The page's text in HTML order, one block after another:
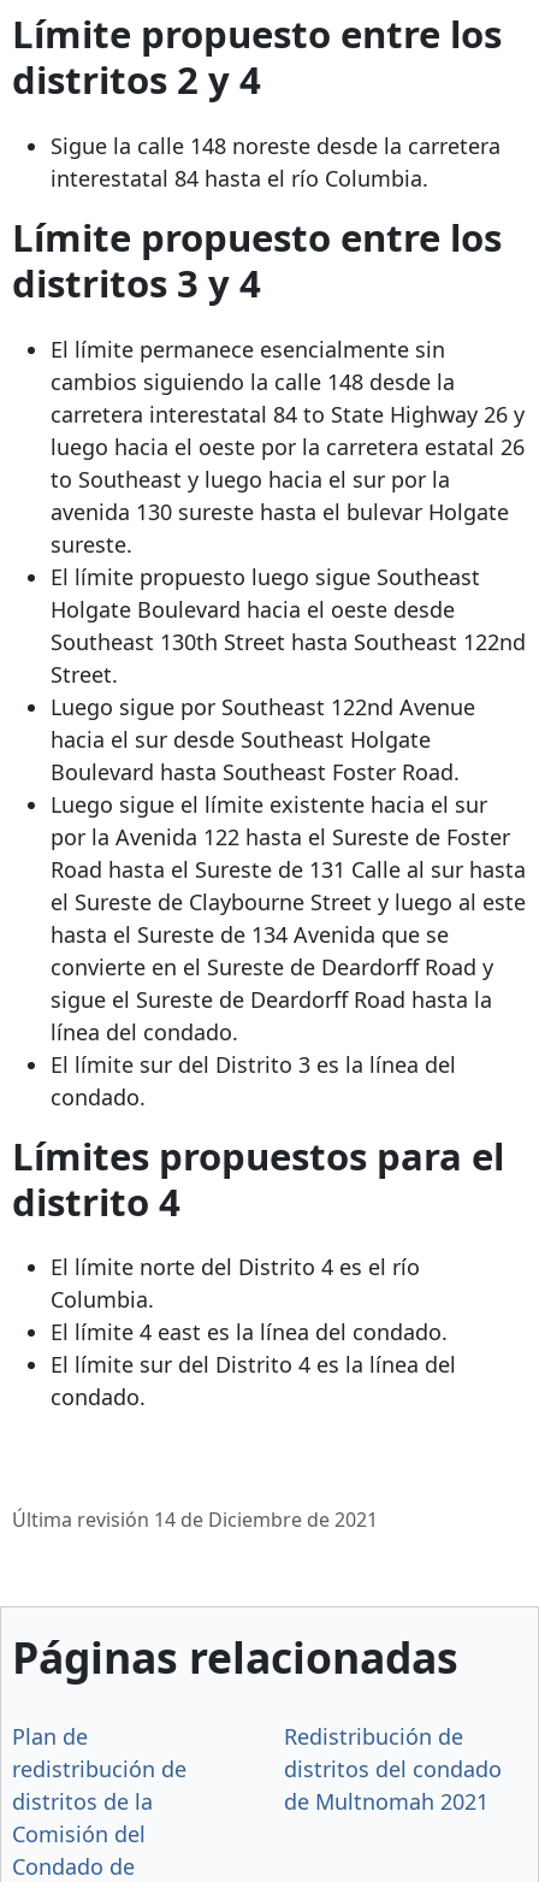
Límite propuesto entre los
distritos 2 y 4
Sigue la calle 148 noreste desde la carretera
interestatal 84 hasta el río Columbia.
Límite propuesto entre los
distritos 3 y 4
El límite permanece esencialmente sin
cambios siguiendo la calle 148 desde la
carretera interestatal 84 to State Highway 26 y
luego hacia el oeste por la carretera estatal 26
to Southeast y luego hacia el sur por la
avenida 130 sureste hasta el bulevar Holgate
sureste.
El límite propuesto luego sigue Southeast
Holgate Boulevard hacia el oeste desde
Southeast 130th Street hasta Southeast 122nd
Street.
Luego sigue por Southeast 122nd Avenue
hacia el sur desde Southeast Holgate
Boulevard hasta Southeast Foster Road.
Luego sigue el límite existente hacia el sur
por la Avenida 122 hasta el Sureste de Foster
Road hasta el Sureste de 131 Calle al sur hasta
el Sureste de Claybourne Street y luego al este
hasta el Sureste de 134 Avenida que se
convierte en el Sureste de Deardorff Road y
sigue el Sureste de Deardorff Road hasta la
línea del condado.
El límite sur del Distrito 3 es la línea del
condado.
Límites propuestos para el
distrito 4
El límite norte del Distrito 4 es el río
Columbia.
El límite 4 east es la línea del condado.
El límite sur del Distrito 4 es la línea del
condado.
Última revisión 14 de Diciembre de 2021
Páginas relacionadas
Plan de
redistribución de
distritos de la
Comisión del
Condado de
Redistribución de
distritos del condado
de Multnomah 2021